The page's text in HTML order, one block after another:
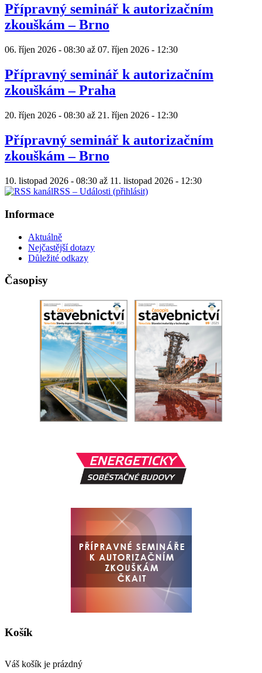
Přípravný seminář k autorizačním
zkouškám – Brno
06. říjen 2026 - 08:30 až 07. říjen 2026 - 12:30
Přípravný seminář k autorizačním
zkouškám – Praha
20. říjen 2026 - 08:30 až 21. říjen 2026 - 12:30
Přípravný seminář k autorizačním
zkouškám – Brno
10. listopad 2026 - 08:30 až 11. listopad 2026 - 12:30
RSS – Události (přihlásit)
Informace
Aktuálně
Nejčastější dotazy
Důležité odkazy
Časopisy
Košík
Váš košík je prázdný